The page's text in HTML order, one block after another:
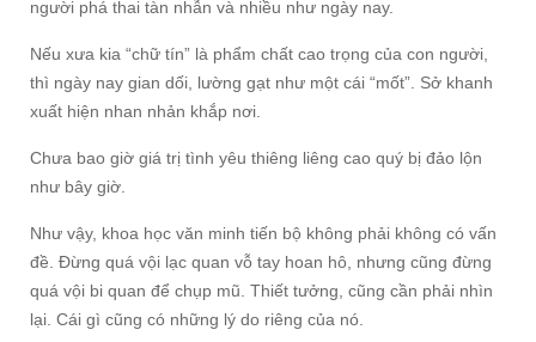
người phá thai tàn nhẫn và nhiều như ngày nay.
Nếu xưa kia “chữ tín” là phẩm chất cao trọng của con người,
thì ngày nay gian dối, lường gạt như một cái “mốt”. Sở khanh
xuất hiện nhan nhản khắp nơi.
Chưa bao giờ giá trị tình yêu thiêng liêng cao quý bị đảo lộn
như bây giờ.
Như vậy, khoa học văn minh tiến bộ không phải không có vấn
đề. Đừng quá vội lạc quan vỗ tay hoan hô, nhưng cũng đừng
quá vội bi quan để chụp mũ. Thiết tưởng, cũng cần phải nhìn
lại. Cái gì cũng có những lý do riêng của nó.